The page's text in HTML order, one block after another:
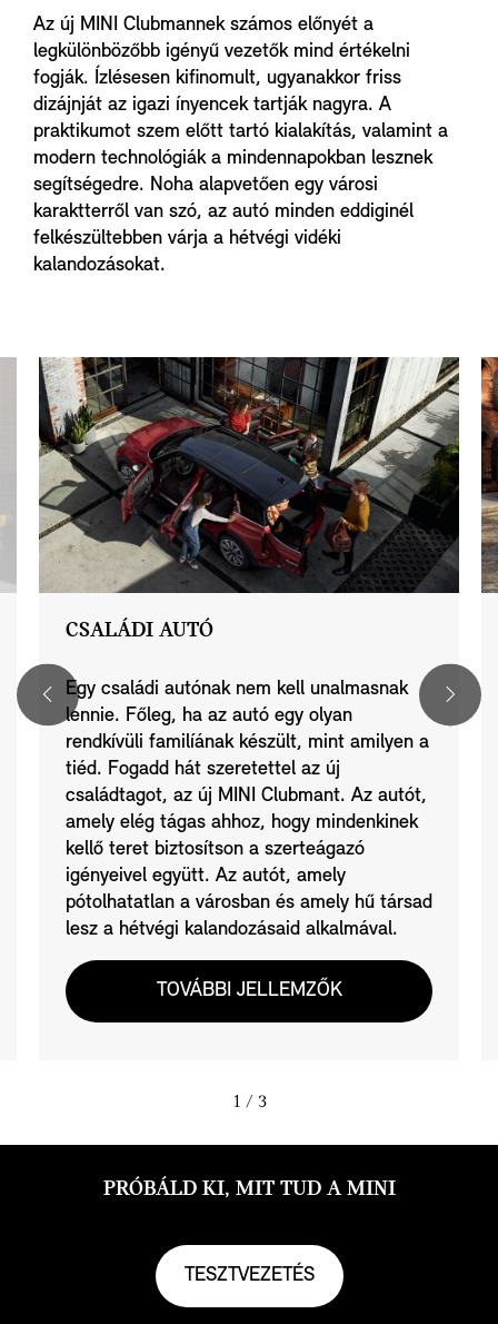
Az új MINI Clubmannek számos előnyét a
legkülönbözőbb igényű vezetők mind értékelni
fogják. Ízlésesen kifinomult, ugyanakkor friss
dizájnját az igazi ínyencek tartják nagyra. A
praktikumot szem előtt tartó kialakítás, valamint a
modern technológiák a mindennapokban lesznek
segítségedre. Noha alapvetően egy városi
karaktterről van szó, az autó minden eddiginél
felkészültebben várja a hétvégi vidéki
kalandozásokat.
CSALÁDI AUTÓ
Egy családi autónak nem kell unalmasnak
lennie. Főleg, ha az autó egy olyan
rendkívüli familíának készült, mint amilyen a
tiéd. Fogadd hát szeretettel az új
családtagot, az új MINI Clubmant. Az autót,
amely elég tágas ahhoz, hogy mindenkinek
kellő teret biztosítson a szerteágazó
igényeivel együtt. Az autót, amely
pótolhatatlan a városban és amely hű társad
lesz a hétvégi kalandozásaid alkalmával.
TOVÁBBI JELLEMZŐK
1 / 3
PRÓBÁLD KI, MIT TUD A MINI
TESZTVEZETÉS